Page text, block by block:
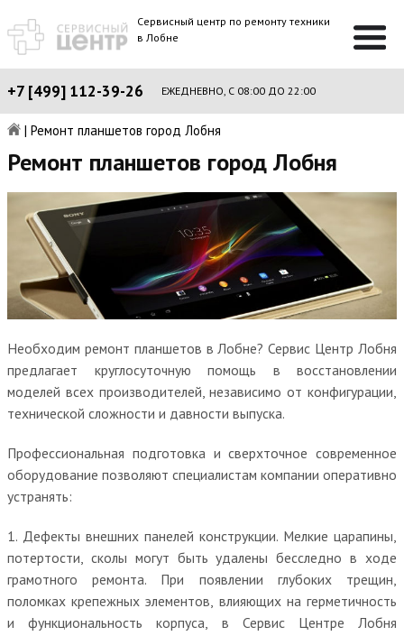
Сервисный центр по ремонту техники
в Лобне
+7 [499] 112-39-26 ЕЖЕДНЕВНО, С 08:00 ДО 22:00
| Ремонт планшетов город Лобня
Ремонт планшетов город Лобня
Необходим ремонт планшетов в Лобне? Сервис Центр Лобня
предлагает круглосуточную помощь в восстановлении
моделей всех производителей, независимо от конфигурации,
технической сложности и давности выпуска.
Профессиональная подготовка и сверхточное современное
оборудование позволяют специалистам компании оперативно
устранять:
1. Дефекты внешних панелей конструкции. Мелкие царапины,
потертости, сколы могут быть удалены бесследно в ходе
грамотного ремонта. При появлении глубоких трещин,
поломках крепежных элементов, влияющих на герметичность
и функциональность корпуса, в Сервис Центре Лобня